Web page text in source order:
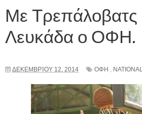
Με Τρεπάλοβατς
Λευκάδα ο ΟΦΗ.
ΔΕΚΕΜΒΡΊΟΥ 12, 2014 ΟΦΗ ,